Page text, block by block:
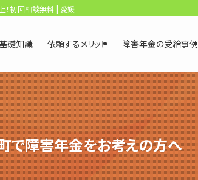
初回相談無料 | 愛媛・松山障害年金相談センター
礎知識 依頼するメリット 障害年金の受給事例
で障害年金をお考えの方へ